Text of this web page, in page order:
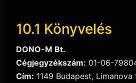
10.1 Könyvelés
DONO-M Bt.
Cégjegyzékszám: 01-06-
Cím: 1149 Budapest,